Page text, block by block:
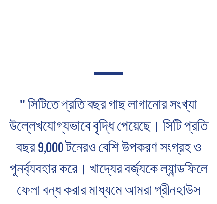
" সিটিতে প্রতি বছর গাছ লাগানোর সংখ্যা
উল্লেখযোগ্যভাবে বৃদ্ধি পেয়েছে। সিটি প্রতি
বছর 9,000 টনেরও বেশি উপকরণ সংগ্রহ ও
পুনর্ব্যবহার করে। খাদ্যের বর্জ্যকে ল্যান্ডফিলে
ফেলা বন্ধ করার মাধ্যমে আমরা গ্রীনহাউস